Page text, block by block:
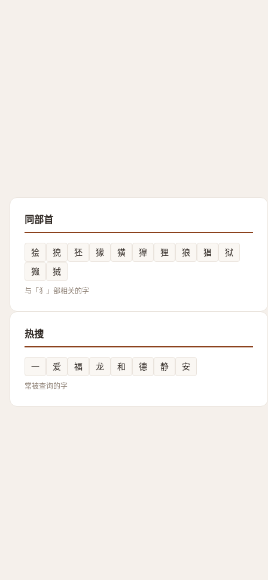
同部首
狯 㹸 狉 獴 獚 獔 狸 狼 猖
狱
㺠
狨
与「犭」部相关的字
热搜
一 爱 福 龙 和 德 静 安
常被查询的字